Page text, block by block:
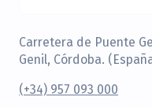
Carretera de Puente
Genil, Córdoba.
(+34) 957 093 000